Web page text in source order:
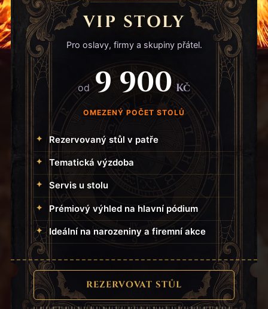
VIP STOLY
Pro oslavy, firmy a skupiny přátel.
od 9 900 Kč
OMEZENÝ POČET STOLŮ
Rezervovaný stůl v patře
Tematická výzdoba
Servis u stolu
Prémiový výhled na hlavní pódium
Ideální na narozeniny a firemní akce
REZERVOVAT STŮL